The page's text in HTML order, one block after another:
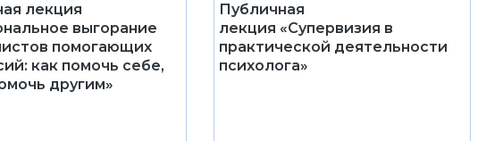
лекция
выгорание
помогающих
как помочь себе,
другим»
Публичная
лекция «Супервизия в
практической деятельности
психолога»